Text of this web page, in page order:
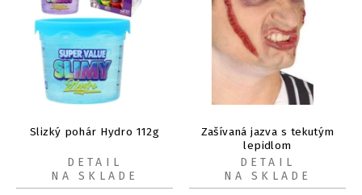
Slizký pohár Hydro 112g
DETAIL
NA SKLADE
Zašívaná jazva s tekutým
lepidlom
DETAIL
NA SKLADE